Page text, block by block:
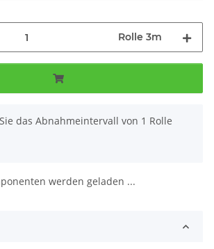
Rolle 3m
das Abnahmeintervall von 1 Rolle
werden geladen ...